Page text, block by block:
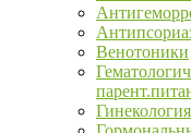
Венотоники
Гинекология